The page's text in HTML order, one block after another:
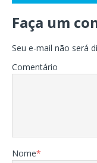
Faça um
Seu e-mail não será
Comentário
Nome*